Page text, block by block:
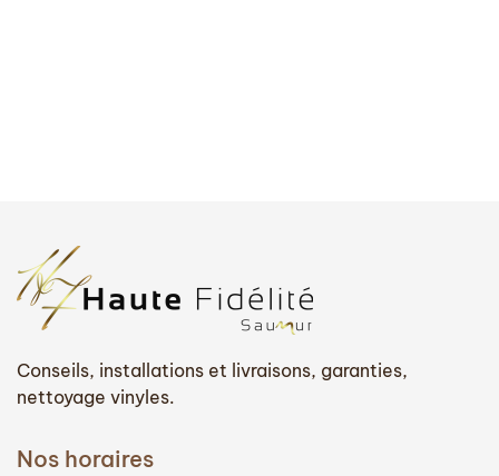
Conseils, installations et livraisons, garanties,
nettoyage vinyles.
Nos horaires